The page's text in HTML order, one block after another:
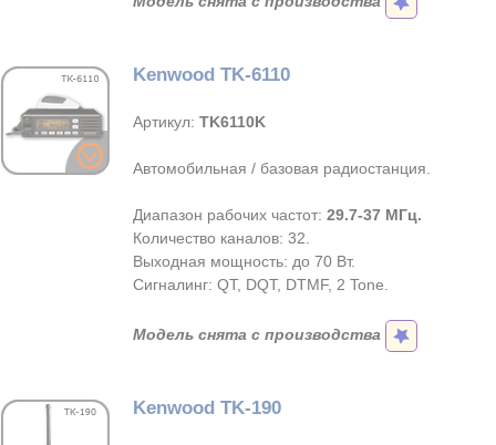
Kenwood TK-6110
Артикул: TK6110K
Автомобильная / базовая радиостанция.
Диапазон рабочих частот: 29.7-37 МГц.
Количество каналов: 32.
Выходная мощность: до 70 Вт.
Сигналинг: QT, DQT, DTMF, 2 Tone.
Модель снята с производства
Kenwood TK-190